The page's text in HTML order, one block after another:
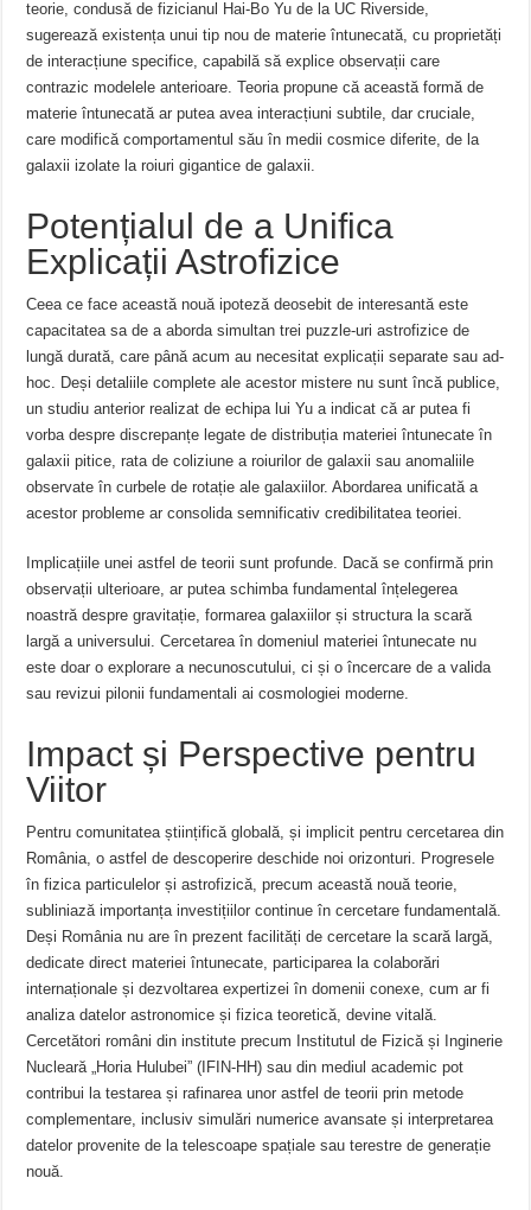
teorie, condusă de fizicianul Hai-Bo Yu de la UC Riverside,
sugerează existența unui tip nou de materie întunecată, cu proprietăți
de interacțiune specifice, capabilă să explice observații care
contrazic modelele anterioare. Teoria propune că această formă de
materie întunecată ar putea avea interacțiuni subtile, dar cruciale,
care modifică comportamentul său în medii cosmice diferite, de la
galaxii izolate la roiuri gigantice de galaxii.
Potențialul de a Unifica
Explicații Astrofizice
Ceea ce face această nouă ipoteză deosebit de interesantă este
capacitatea sa de a aborda simultan trei puzzle-uri astrofizice de
lungă durată, care până acum au necesitat explicații separate sau ad-
hoc. Deși detaliile complete ale acestor mistere nu sunt încă publice,
un studiu anterior realizat de echipa lui Yu a indicat că ar putea fi
vorba despre discrepanțe legate de distribuția materiei întunecate în
galaxii pitice, rata de coliziune a roiurilor de galaxii sau anomaliile
observate în curbele de rotație ale galaxiilor. Abordarea unificată a
acestor probleme ar consolida semnificativ credibilitatea teoriei.
Implicațiile unei astfel de teorii sunt profunde. Dacă se confirmă prin
observații ulterioare, ar putea schimba fundamental înțelegerea
noastră despre gravitație, formarea galaxiilor și structura la scară
largă a universului. Cercetarea în domeniul materiei întunecate nu
este doar o explorare a necunoscutului, ci și o încercare de a valida
sau revizui pilonii fundamentali ai cosmologiei moderne.
Impact și Perspective pentru
Viitor
Pentru comunitatea științifică globală, și implicit pentru cercetarea din
România, o astfel de descoperire deschide noi orizonturi. Progresele
în fizica particulelor și astrofizică, precum această nouă teorie,
subliniază importanța investițiilor continue în cercetare fundamentală.
Deși România nu are în prezent facilități de cercetare la scară largă,
dedicate direct materiei întunecate, participarea la colaborări
internaționale și dezvoltarea expertizei în domenii conexe, cum ar fi
analiza datelor astronomice și fizica teoretică, devine vitală.
Cercetători români din institute precum Institutul de Fizică și Inginerie
Nucleară „Horia Hulubei” (IFIN-HH) sau din mediul academic pot
contribui la testarea și rafinarea unor astfel de teorii prin metode
complementare, inclusiv simulări numerice avansate și interpretarea
datelor provenite de la telescoape spațiale sau terestre de generație
nouă.